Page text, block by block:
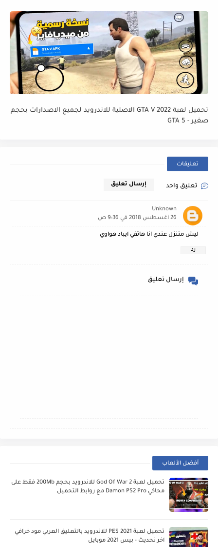
تحميل لعبة GTA V 2022 الاصلية للاندرويد لجميع الاصدارات بحجم
صغير - GTA 5
تعليقات
تعليق واحد إرسال تعليق
Unknown
26 أغسطس 2018 في 9:36 ص
ليش متنزل عندي انا هاتفي ايباد هواوي
رد
إرسال تعليق
أفضل الألعاب
تحميل لعبة God Of War 2 للاندرويد بحجم 200Mb فقط على
محاكي Damon PS2 Pro مع روابط التحميل
تحميل لعبة PES 2021 للاندرويد بالتعليق العربي مود خرافي
اخر تحديث - بيس 2021 موبايل